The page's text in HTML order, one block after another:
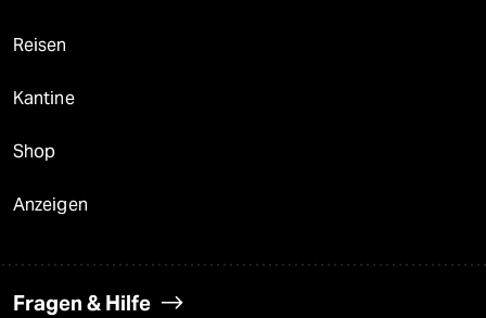
Reisen
Kantine
Shop
Anzeigen
Fragen & Hilfe